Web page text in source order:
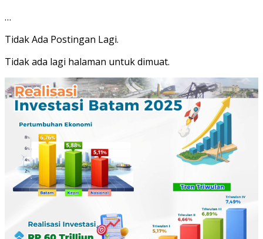
…
Tidak Ada Postingan Lagi.
Tidak ada lagi halaman untuk dimuat.